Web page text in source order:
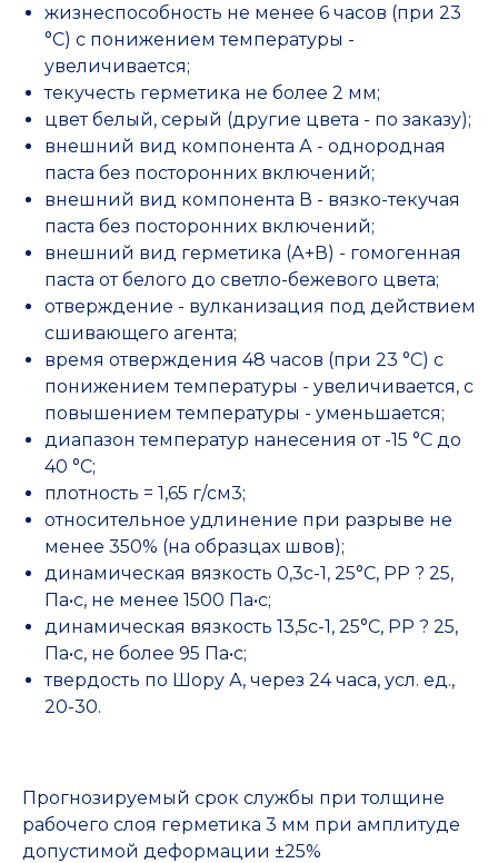
жизнеспособность не менее 6 часов (при 23
°С) с понижением температуры -
увеличивается;
текучесть герметика не более 2 мм;
цвет белый, серый (другие цвета - по заказу);
внешний вид компонента А - однородная
паста без посторонних включений;
внешний вид компонента В - вязко-текучая
паста без посторонних включений;
внешний вид герметика (А+В) - гомогенная
паста от белого до светло-бежевого цвета;
отверждение - вулканизация под действием
сшивающего агента;
время отверждения 48 часов (при 23 °С) с
понижением температуры - увеличивается, с
повышением температуры - уменьшается;
диапазон температур нанесения от -15 °С до
40 °С;
плотность = 1,65 г/см3;
относительное удлинение при разрыве не
менее 350% (на образцах швов);
динамическая вязкость 0,3с-1, 25°С, PP ? 25,
Па•с, не менее 1500 Па•с;
динамическая вязкость 13,5с-1, 25°С, PP ? 25,
Па•с, не более 95 Па•с;
твердость по Шору А, через 24 часа, усл. ед.,
20-30.
Прогнозируемый срок службы при толщине
рабочего слоя герметика 3 мм при амплитуде
допустимой деформации ±25%